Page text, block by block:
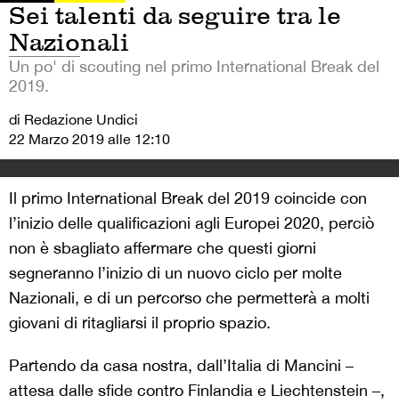
Sei talenti da seguire tra le
Nazionali
Un po' di scouting nel primo International Break del
2019.
di Redazione Undici
22 Marzo 2019 alle 12:10
Il primo International Break del 2019 coincide con
l’inizio delle qualificazioni agli Europei 2020, perciò
non è sbagliato affermare che questi giorni
segneranno l’inizio di un nuovo ciclo per molte
Nazionali, e di un percorso che permetterà a molti
giovani di ritagliarsi il proprio spazio.
Partendo da casa nostra, dall’Italia di Mancini –
attesa dalle sfide contro Finlandia e Liechtenstein –,